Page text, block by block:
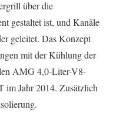
über die
gestaltet ist, und Kanäle
geleitet. Das Konzept
mit der Kühlung der
AMG 4,0-Liter-V8-
im Jahr 2014. Zusätzlich